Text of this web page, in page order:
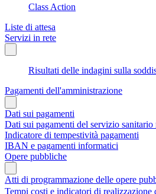
Class Action
Liste di attesa
Servizi in rete
Risultati delle indagini sulla
Pagamenti dell'amministrazione
Dati sui pagamenti
Dati sui pagamenti del servizio sanitario
Indicatore di tempestività pagamenti
IBAN e pagamenti informatici
Opere pubbliche
Atti di programmazione delle opere
Tempi costi e indicatori di realizzazione